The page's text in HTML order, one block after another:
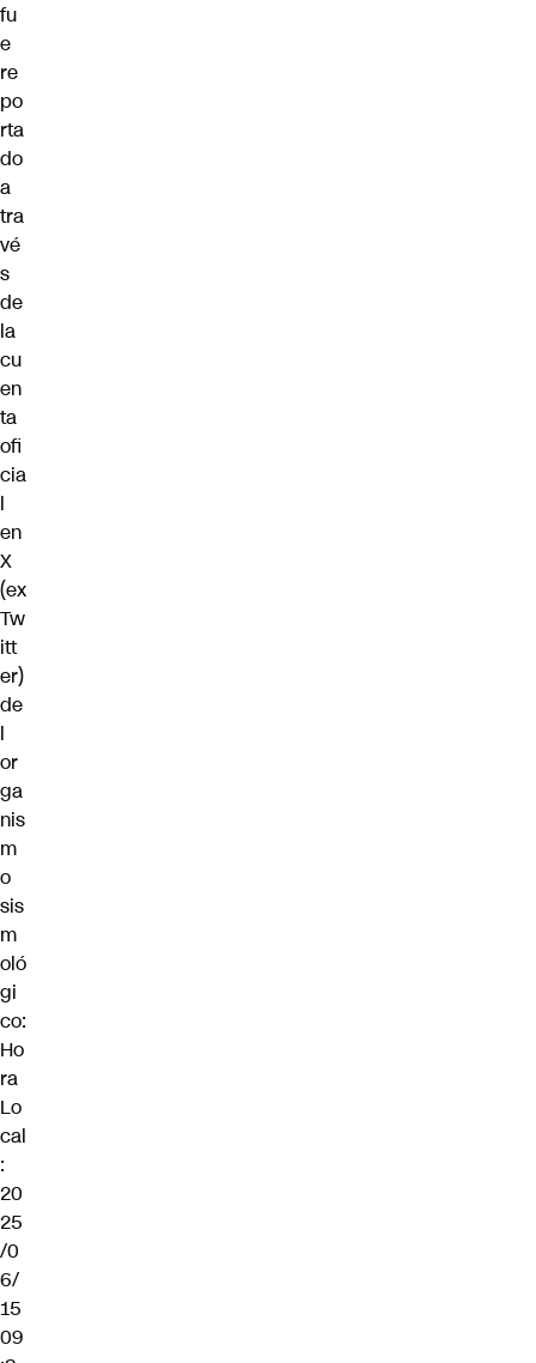
fu
e
re
po
rta
do
a
tra
vé
s
de
la
cu
en
ta
ofi
cia
l
en
X
(ex
Tw
itt
er)
de
l
or
ga
nis
m
o
sis
m
oló
gi
co:
Ho
ra
Lo
cal
:
20
25
/0
6/
15
09